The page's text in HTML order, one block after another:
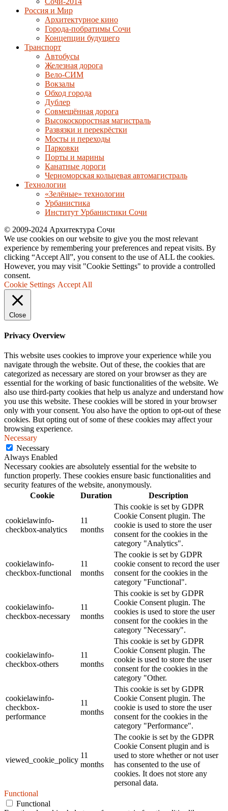
Россия и Мир
Архитектурное кино
Города-побратимы Сочи
Концепции будущего
Транспорт
Автобусы
Железная дорога
Вело-СИМ
Вокзалы
Обход города
Дублер
Совмещённая дорога
Высокоскоростная магистраль
Развязки и перекрёстки
Мосты и переходы
Парковки
Порты и марины
Канатные дороги
Черноморская кольцевая автомагистраль
Технологии
«Зелёные» технологии
Урбанистика
Институт Урбанистики Сочи
© 2009-2024 Архитектура Сочи
We use cookies on our website to give you the most relevant
experience by remembering your preferences and repeat visits. By
clicking “Accept All”, you consent to the use of ALL the cookies.
However, you may visit "Cookie Settings" to provide a controlled
consent.
Cookie Settings Accept All
Close
Privacy Overview
This website uses cookies to improve your experience while you
navigate through the website. Out of these, the cookies that are
categorized as necessary are stored on your browser as they are
essential for the working of basic functionalities of the website. We
also use third-party cookies that help us analyze and understand how
you use this website. These cookies will be stored in your browser
only with your consent. You also have the option to opt-out of these
cookies. But opting out of some of these cookies may affect your
browsing experience.
Necessary
Necessary
Always Enabled
Necessary cookies are absolutely essential for the website to
function properly. These cookies ensure basic functionalities and
security features of the website, anonymously.
Cookie
Duration Description
cookielawinfo-
checkbox-analytics
11
months
This cookie is set by GDPR
Cookie Consent plugin. The
cookie is used to store the user
consent for the cookies in the
category "Analytics".
cookielawinfo-
checkbox-functional
11
months
The cookie is set by GDPR
cookie consent to record the user
consent for the cookies in the
category "Functional".
cookielawinfo-
checkbox-necessary
11
months
This cookie is set by GDPR
Cookie Consent plugin. The
cookies is used to store the user
consent for the cookies in the
category "Necessary".
cookielawinfo-
checkbox-others
11
months
This cookie is set by GDPR
Cookie Consent plugin. The
cookie is used to store the user
consent for the cookies in the
category "Other.
cookielawinfo-
checkbox-
performance
11
months
This cookie is set by GDPR
Cookie Consent plugin. The
cookie is used to store the user
consent for the cookies in the
category "Performance".
viewed_cookie_policy
11
months
The cookie is set by the GDPR
Cookie Consent plugin and is
used to store whether or not user
has consented to the use of
cookies. It does not store any
personal data.
Functional
Functional